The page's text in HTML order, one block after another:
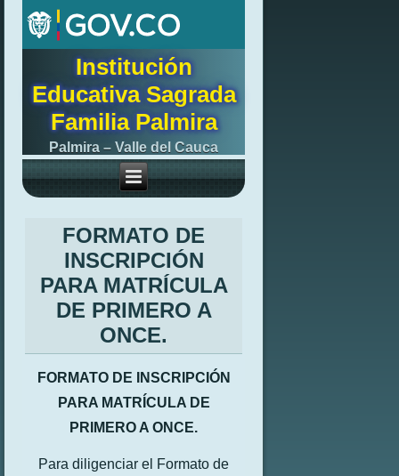
Institución
Educativa Sagrada
Familia Palmira
Palmira – Valle del Cauca
FORMATO DE
INSCRIPCIÓN
PARA MATRÍCULA
DE PRIMERO A
ONCE.
FORMATO DE INSCRIPCIÓN
PARA MATRÍCULA DE
PRIMERO A ONCE.
Para diligenciar el Formato de